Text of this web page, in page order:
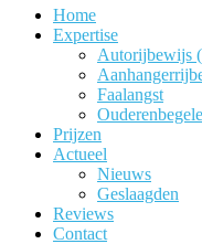
Home
Expertise
Autorijbewijs
Faalangst
Prijzen
Actueel
Nieuws
Geslaagden
Reviews
Contact